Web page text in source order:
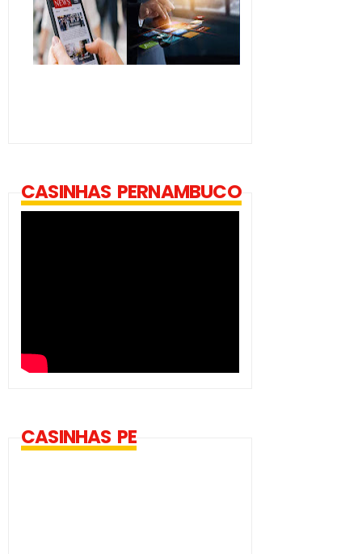
CASINHAS PERNAMBUCO
CASINHAS PE